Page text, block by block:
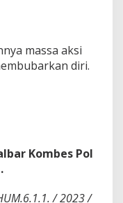
massa aksi
diri.
Kombes Pol
/ 2023 /